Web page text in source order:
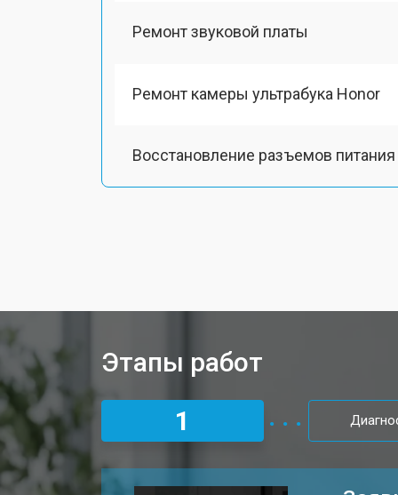
Ремонт звуковой платы
Ремонт камеры ультрабука Honor
Восстановление разъемов питания
Замена аккумулятора
Этапы работ
1